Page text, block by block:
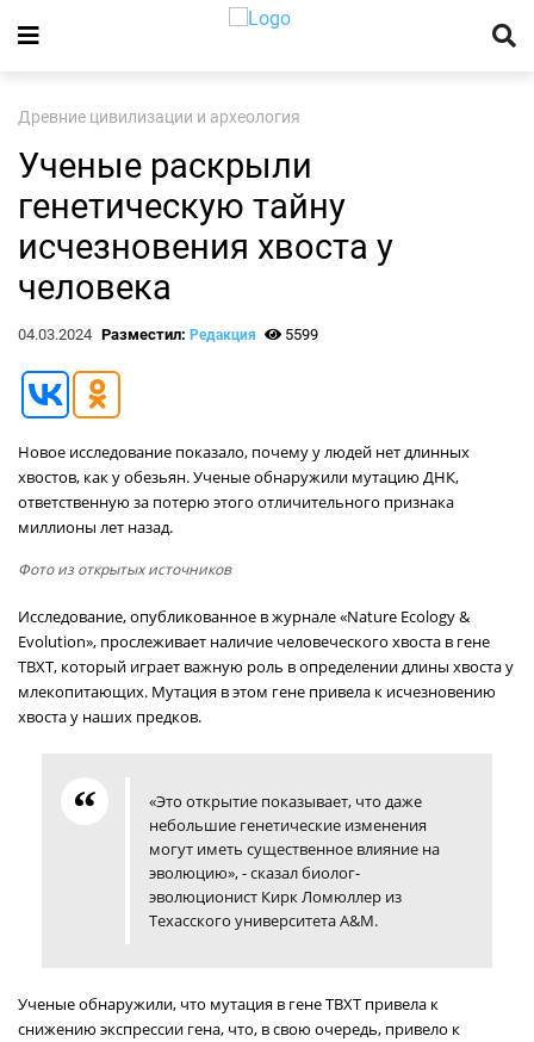
Древние цивилизации и археология
Ученые раскрыли
генетическую тайну
исчезновения хвоста у
человека
04.03.2024 Разместил: Редакция 5599
Новое исследование показало, почему у людей нет длинных
хвостов, как у обезьян. Ученые обнаружили мутацию ДНК,
ответственную за потерю этого отличительного признака
миллионы лет назад.
Фото из открытых источников
Исследование, опубликованное в журнале «Nature Ecology &
Evolution», прослеживает наличие человеческого хвоста в гене
TBXT, который играет важную роль в определении длины хвоста у
млекопитающих. Мутация в этом гене привела к исчезновению
хвоста у наших предков.
«Это открытие показывает, что даже
небольшие генетические изменения
могут иметь существенное влияние на
эволюцию», - сказал биолог-
эволюционист Кирк Ломюллер из
Техасского университета A&M.
Ученые обнаружили, что мутация в гене TBXT привела к
снижению экспрессии гена, что, в свою очередь, привело к